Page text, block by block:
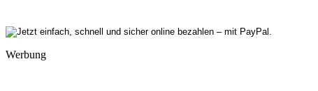
Werbung